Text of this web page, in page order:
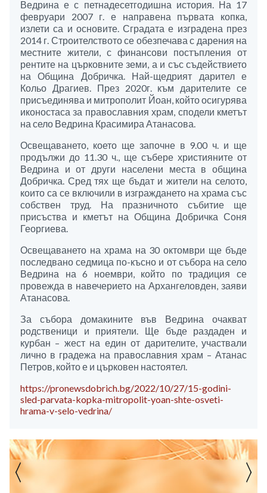
Ведрина е с петнадесетгодишна история. На 17
февруари 2007 г. е направена първата копка,
излети са и основите. Сградата е изградена през
2014 г. Строителството се обезпечава с дарения на
местните жители, с финансови постъпления от
рентите на църковните земи, а и със съдействието
на Община Добричка. Най-щедрият дарител е
Кольо Драгиев. През 2020г. към дарителите се
присъединява и митрополит Йоан, който осигурява
иконостаса за православния храм, сподели кметът
на село Ведрина Красимира Атанасова.
Освещаването, което ще започне в 9.00 ч. и ще
продължи до 11.30 ч., ще събере християните от
Ведрина и от други населени места в община
Добричка. Сред тях ще бъдат и жители на селото,
които са се включили в изграждането на храма със
собствен труд. На празничното събитие ще
присъства и кметът на Община Добричка Соня
Георгиева.
Освещаването на храма на 30 октомври ще бъде
последвано седмица по-късно и от събора на село
Ведрина на 6 ноември, който по традиция се
провежда в навечерието на Архангеловден, заяви
Атанасова.
За събора домакините във Ведрина очакват
родственици и приятели. Ще бъде раздаден и
курбан – жест на един от дарителите, участвали
лично в градежа на православния храм – Атанас
Петров, който е и църковен настоятел.
https://pronewsdobrich.bg/2022/10/27/15-godini-
sled-parvata-kopka-mitropolit-yoan-shte-osveti-
hrama-v-selo-vedrina/